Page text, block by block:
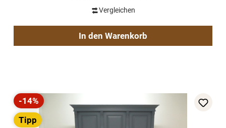
Vergleichen
In den Warenkorb
Rabatt
-14%
Tipp